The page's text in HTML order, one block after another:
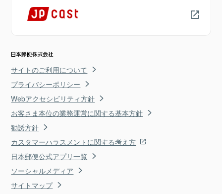
サイトのご利用について
プライバシーポリシー
Webアクセシビリティ方針
お客さま本位の業務運営に関する基本方針
勧誘方針
カスタマーハラスメントに関する考え方
日本郵便公式アプリ一覧
ソーシャルメディア
サイトマップ